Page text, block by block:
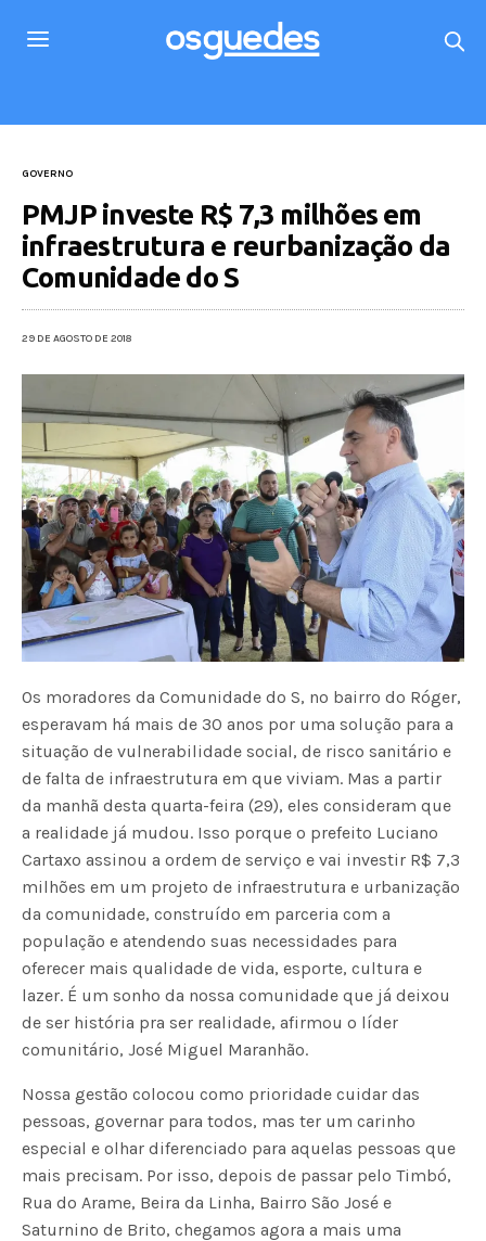
GOVERNO
PMJP investe R$ 7,3 milhões em
infraestrutura e reurbanização da
Comunidade do S
29 DE AGOSTO DE 2018
Os moradores da Comunidade do S, no bairro do Róger,
esperavam há mais de 30 anos por uma solução para a
situação de vulnerabilidade social, de risco sanitário e
de falta de infraestrutura em que viviam. Mas a partir
da manhã desta quarta-feira (29), eles consideram que
a realidade já mudou. Isso porque o prefeito Luciano
Cartaxo assinou a ordem de serviço e vai investir R$ 7,3
milhões em um projeto de infraestrutura e urbanização
da comunidade, construído em parceria com a
população e atendendo suas necessidades para
oferecer mais qualidade de vida, esporte, cultura e
lazer. É um sonho da nossa comunidade que já deixou
de ser história pra ser realidade, afirmou o líder
comunitário, José Miguel Maranhão.
Nossa gestão colocou como prioridade cuidar das
pessoas, governar para todos, mas ter um carinho
especial e olhar diferenciado para aquelas pessoas que
mais precisam. Por isso, depois de passar pelo Timbó,
Rua do Arame, Beira da Linha, Bairro São José e
Saturnino de Brito, chegamos agora a mais uma